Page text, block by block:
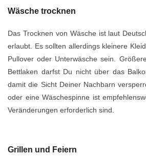
Wäsche trocknen
Das Trocknen von Wäsche ist laut
erlaubt. Es sollten allerdings kleinere
Pullover oder Unterwäsche sein.
Bettlaken darfst Du nicht über das
damit die Sicht Deiner Nachbarn
oder eine Wäschespinne ist
Veränderungen erforderlich sind.
Grillen und Feiern